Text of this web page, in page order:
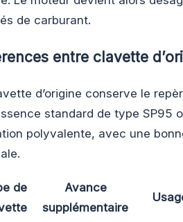
de carburant.
entre clavette
d’origine conserve le
standard de type SP95
polyvalente, avec une
de
Avance
supplémentaire